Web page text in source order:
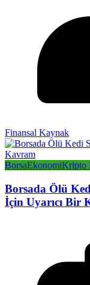
Finansal Kaynak
BorsaEkonomiKripto
Borsada Ölü
İçin Uyarıcı Bir